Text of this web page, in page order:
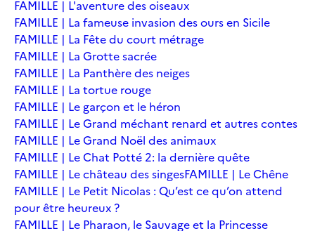
FAMILLE | L'aventure des oiseaux
FAMILLE | La fameuse invasion des ours en Sicile
FAMILLE | La Fête du court métrage
FAMILLE | La Grotte sacrée
FAMILLE | La Panthère des neiges
FAMILLE | La tortue rouge
FAMILLE | Le garçon et le héron
FAMILLE | Le Grand méchant renard et autres contes
FAMILLE | Le Grand Noël des animaux
FAMILLE | Le Chat Potté 2: la dernière quête
FAMILLE | Le château des singesFAMILLE | Le Chêne
FAMILLE | Le Petit Nicolas : Qu’est ce qu’on attend
pour être heureux ?
FAMILLE | Le Pharaon, le Sauvage et la Princesse